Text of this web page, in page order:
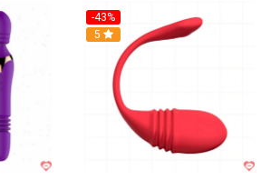
-43%
Hot
5